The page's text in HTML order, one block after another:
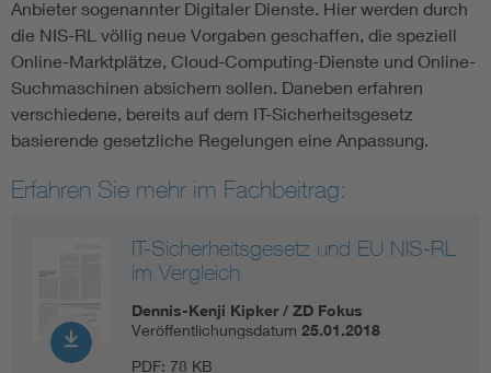
Anbieter sogenannter Digitaler Dienste. Hier werden durch
die NIS-RL völlig neue Vorgaben geschaffen, die speziell
Online-Marktplätze, Cloud-Computing-Dienste und Online-
Suchmaschinen absichern sollen. Daneben erfahren
verschiedene, bereits auf dem IT-Sicherheitsgesetz
basierende gesetzliche Regelungen eine Anpassung.
Erfahren Sie mehr im Fachbeitrag:
IT-Sicherheitsgesetz und EU NIS-RL
im Vergleich
Dennis-Kenji Kipker / ZD Fokus
Veröffentlichungsdatum 25.01.2018
PDF: 78 KB